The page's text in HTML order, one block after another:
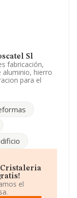
Sl
fabricación,
aluminio, hierro
para el
c. La
metálica'. La
el
de la
de
su página
el